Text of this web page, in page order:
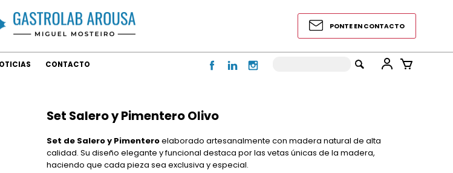
PONTE EN CONTACTO
CONTACTO
Set Salero y Pimentero Olivo
Set de Salero y Pimenteroelaborado artesanalmente con madera natural de alta
calidad. Su diseño elegante y funcional destaca por las vetas únicas de la madera,
haciendo que cada pieza sea exclusiva y especial.